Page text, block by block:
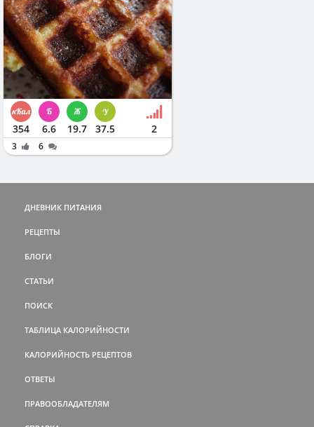
354 6.6 19.7 37.5 2
3 6
ДНЕВНИК ПИТАНИЯ
РЕЦЕПТЫ
БЛОГИ
СТАТЬИ
ПОИСК
ТАБЛИЦА КАЛОРИЙНОСТИ
КАЛОРИЙНОСТЬ РЕЦЕПТОВ
ОТВЕТЫ
ПРАВООБЛАДАТЕЛЯМ